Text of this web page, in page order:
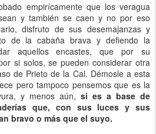
empirícamente que los veragua
y también se caen y no por eso
disfruto de sus desemajanzas y
de la cabaña brava y defiendo la
aquellos encastes, que por su
si solos, se pueden considerar otra
de Prieto de la Cal. Démosle a esta
pero tampoco pensemos que es la
y menos aún, si es a base de
que, con sus luces y sus
bravo o más que el suyo.